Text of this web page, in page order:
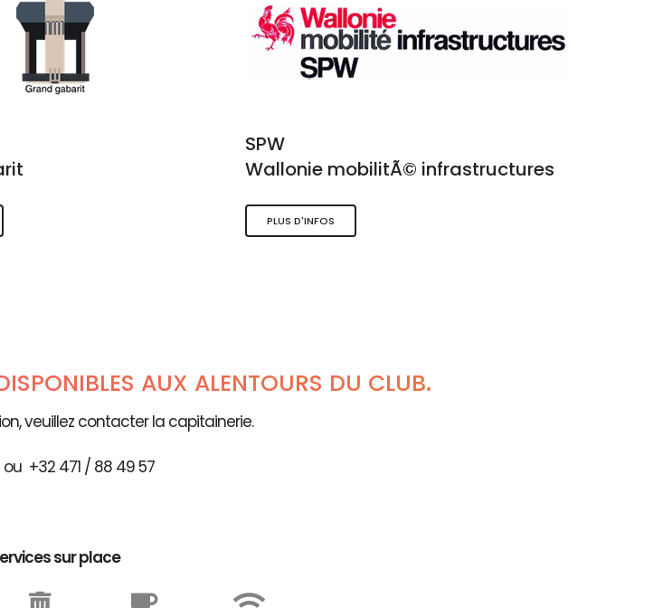
SPW
Wallonie mobilitÃ© infrastructures
PLUS D'INFOS
AUX ALENTOURS DU CLUB.
veuillez contacter la capitainerie.
ou +32 471 / 88 49 57
sur place